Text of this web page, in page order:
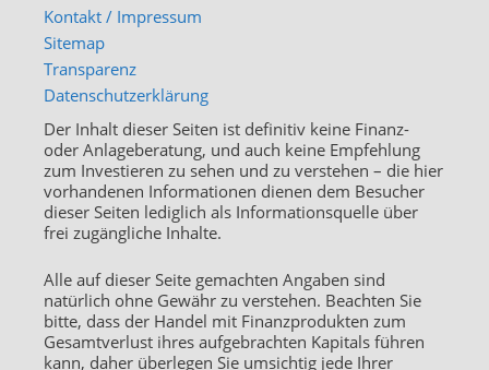
Kontakt / Impressum
Sitemap
Transparenz
Datenschutzerklärung
Der Inhalt dieser Seiten ist definitiv keine Finanz-
oder Anlageberatung, und auch keine Empfehlung
zum Investieren zu sehen und zu verstehen – die hier
vorhandenen Informationen dienen dem Besucher
dieser Seiten lediglich als Informationsquelle über
frei zugängliche Inhalte.
Alle auf dieser Seite gemachten Angaben sind
natürlich ohne Gewähr zu verstehen. Beachten Sie
bitte, dass der Handel mit Finanzprodukten zum
Gesamtverlust ihres aufgebrachten Kapitals führen
kann, daher überlegen Sie umsichtig jede Ihrer